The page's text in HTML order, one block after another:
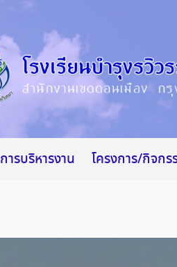
การบริหารงาน โครงการ/กิจกร